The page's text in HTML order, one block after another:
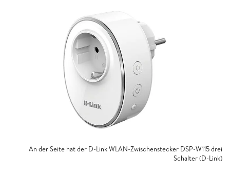
An der Seite hat der D-Link WLAN-Zwischenstecker DSP-W115 drei
Schalter (D-Link)